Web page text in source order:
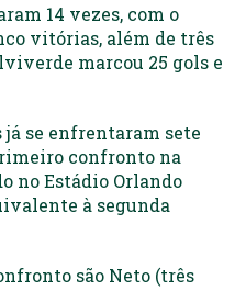
14 vezes, com o
vitórias, além de três
marcou 25 gols e
se enfrentaram sete
confronto na
no Estádio Orlando
à segunda
são Neto (três